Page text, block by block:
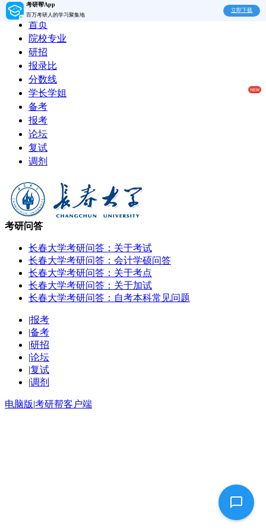
考研帮App
百万考研人的学习聚集地
立即下载
首页
院校专业
研招
报录比
分数线
学长学姐
备考
报考
论坛
复试
调剂
考研问答
长春大学考研问答：关于考试
长春大学考研问答：会计学硕问答
长春大学考研问答：关于考点
长春大学考研问答：关于加试
长春大学考研问答：自考本科常见问题
|报考
|备考
|研招
|论坛
|复试
|调剂
电脑版|考研帮客户端